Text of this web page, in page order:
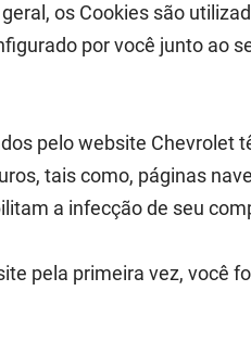
geral, os Cookies são
por você junto ao
pelo website Chevrolet
tais como, páginas
a infecção de seu
pela primeira vez, você